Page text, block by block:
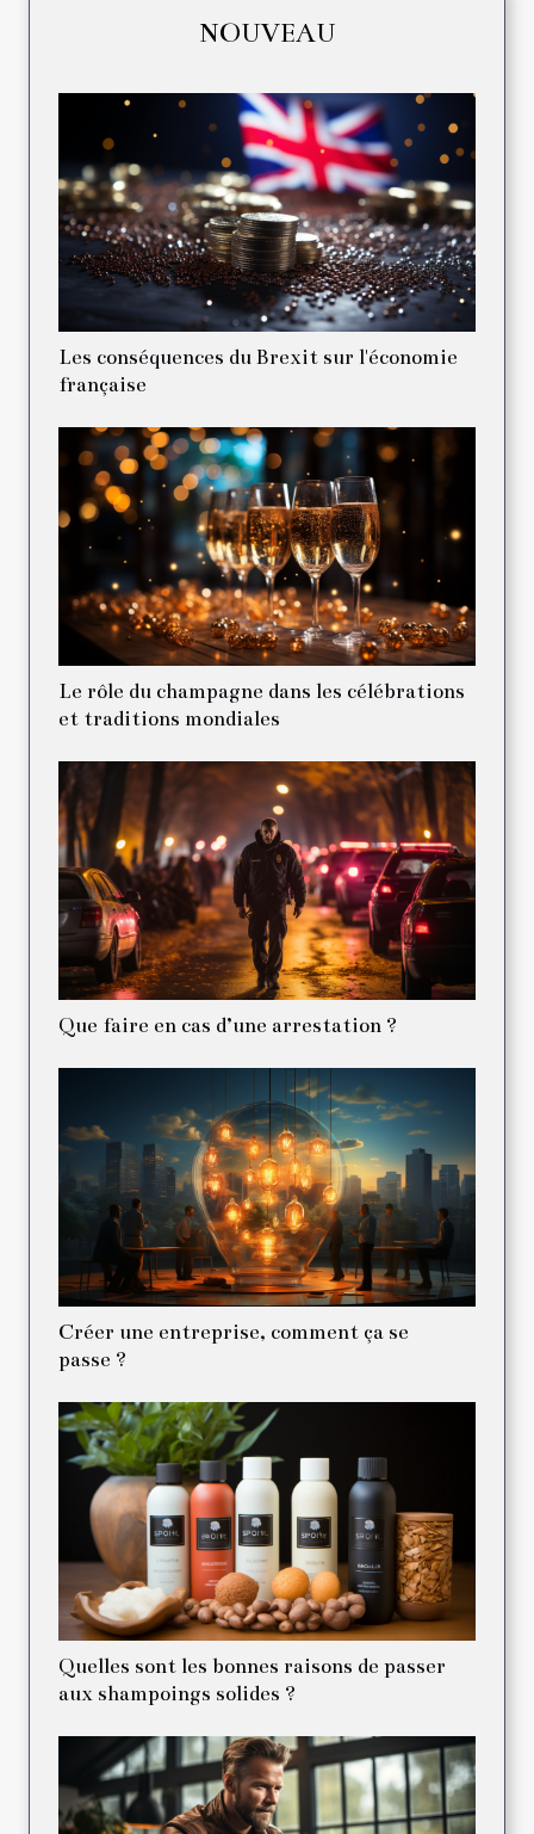
NOUVEAU
Les conséquences du Brexit sur l'économie
française
Le rôle du champagne dans les célébrations
et traditions mondiales
Que faire en cas d’une arrestation ?
Créer une entreprise, comment ça se
passe ?
Quelles sont les bonnes raisons de passer
aux shampoings solides ?